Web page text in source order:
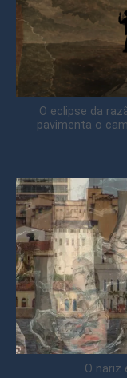
O eclipse da
pavimenta o
O nariz